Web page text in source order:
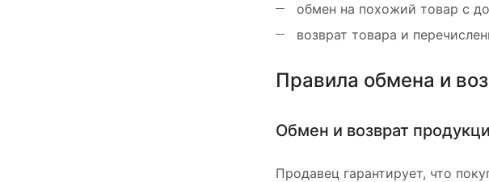
обмен на похожий товар с
возврат товара и
Правила обмена и
Обмен и возврат
Продавец гарантирует, что